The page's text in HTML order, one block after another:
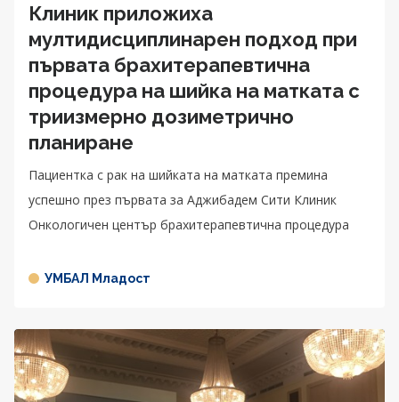
Клиник приложиха
мултидисциплинарен подход при
първата брахитерапевтична
процедура на шийка на матката с
триизмерно дозиметрично
планиране
Пациентка с рак на шийката на матката премина
успешно през първата за Аджибадем Сити Клиник
Онкологичен център брахитерапевтична процедура
УМБАЛ Младост